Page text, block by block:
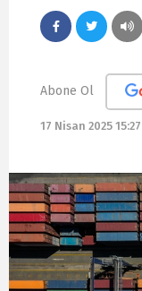
Abone Ol
17 Nisan 2025 15:27